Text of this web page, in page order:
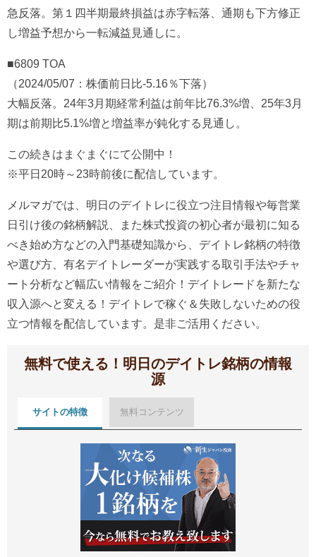
急反落。第１四半期最終損益は赤字転落、通期も下方修正
し増益予想から一転減益見通しに。
■6809 TOA
（2024/05/07：株価前日比-5.16％下落）
大幅反落。24年3月期経常利益は前年比76.3%増、25年3月
期は前期比5.1%増と増益率が鈍化する見通し。
この続きはまぐまぐにて公開中！
※平日20時～23時前後に配信しています。
メルマガでは、明日のデイトレに役立つ注目情報や毎営業
日引け後の銘柄解説、また株式投資の初心者が最初に知る
べき始め方などの入門基礎知識から、デイトレ銘柄の特徴
や選び方、有名デイトレーダーが実践する取引手法やチャ
ート分析など幅広い情報をご紹介！デイトレードを新たな
収入源へと変える！デイトレで稼ぐ＆失敗しないための役
立つ情報を配信しています。是非ご活用ください。
無料で使える！明日のデイトレ銘柄の情報
源
サイトの特徴 無料コンテンツ